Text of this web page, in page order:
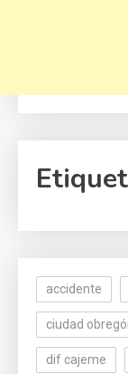
accidente
ciudad
dif cajeme